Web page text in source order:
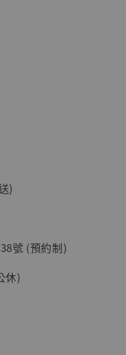
)
號 (預約制)
休)